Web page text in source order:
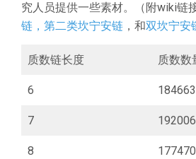
究人员提供一些素材。（附wiki链
链，第二类坎宁安链 ，和双坎宁安
质数链长度 质数数
6
7
8